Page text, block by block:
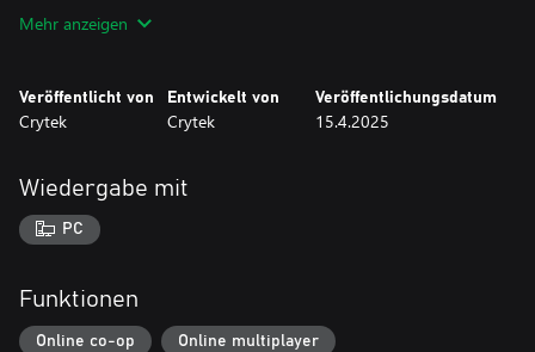
Mehr anzeigen
Veröffentlicht von
Crytek
Entwickelt von
Crytek
Veröffentlichungsdatum
15.4.2025
Wiedergabe mit
PC
Funktionen
Online co-op Online multiplayer